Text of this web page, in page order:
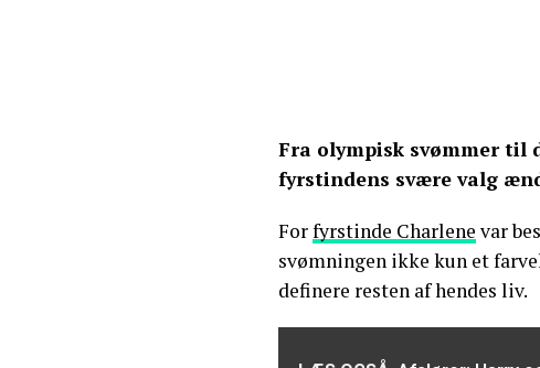
Fra olympisk svømmer til
fyrstindens svære valg
Forfyrstinde Charlene var
svømningen ikke kun et
definere resten af hendes liv.